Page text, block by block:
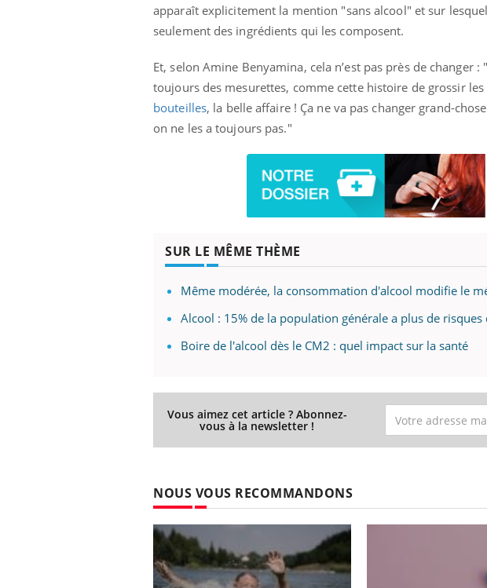
apparaît explicitement la mention "sans alcool" et sur
seulement des ingrédients qui les composent.
Et, selon Amine Benyamina, cela n’est pas près de changer
toujours des mesurettes, comme cette histoire de grossir les
bouteilles, la belle affaire ! Ça ne va pas changer grand-
on ne les a toujours pas."
SUR LE MÊME THÈME
Même modérée, la consommation d'alcool modifie le
Alcool : 15% de la population générale a plus de
Boire de l'alcool dès le CM2 : quel impact sur la santé
Vous aimez cet article ? Abonnez-
vous à la newsletter !
NOUS VOUS RECOMMANDONS
Eczéma Chronique des Mains : se
préparer pour l’été !Youtube
rythme de vie ! Vacances, plage, piscine,
soleil, activités en plein air… Nos mains
Youtube
Diabète & Ramadan
Le Ramadan approche, et,
diabète, c'est une période
défis, mais ...